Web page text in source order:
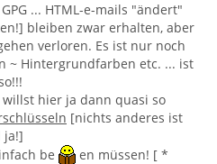
... HTML-e-mails "ändert"
bleiben zwar erhalten, aber
verloren. Es ist nur noch
~ Hintergrundfarben etc. ... ist
hier ja dann quasi so
[nichts anderes ist
ja!]
be
en müssen! [ *